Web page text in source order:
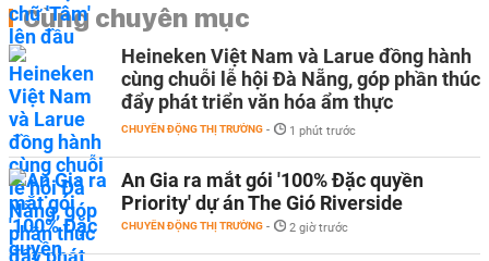
Cùng chuyên mục
Heineken Việt Nam và Larue đồng hành
cùng chuỗi lễ hội Đà Nẵng, góp phần thúc
đẩy phát triển văn hóa ẩm thực
CHUYỂN ĐỘNG THỊ TRƯỜNG - 1 phút trước
An Gia ra mắt gói '100% Đặc quyền
Priority' dự án The Gió Riverside
CHUYỂN ĐỘNG THỊ TRƯỜNG - 2 giờ trước